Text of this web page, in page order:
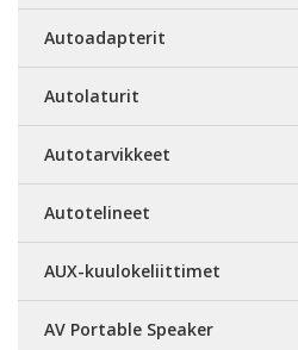
Autoadapterit
Autolaturit
Autotarvikkeet
Autotelineet
AUX-kuulokeliittimet
AV Portable Speaker